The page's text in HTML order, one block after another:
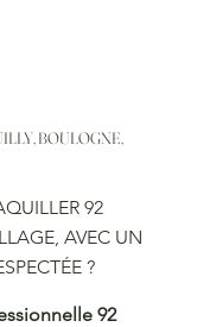
BOULOGNE,
92
AVEC UN
?
92